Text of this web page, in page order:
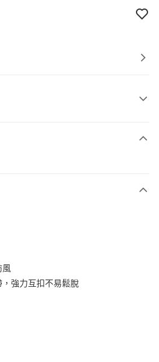
大哥大用戶可立即使用無須另外申請。
強力互扣不易鬆脫